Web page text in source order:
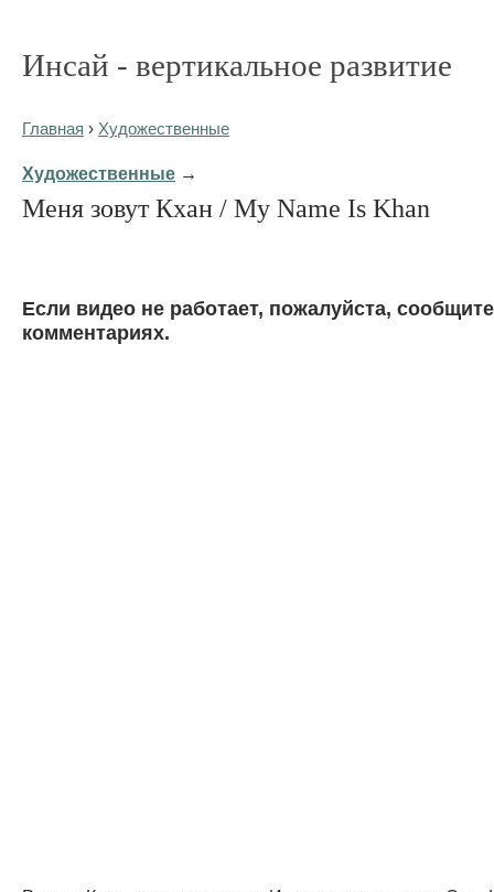
Инсай - вертикальное развитие
Главная › Художественные
Художественные →
Меня зовут Кхан / My Name Is Khan
Eсли видео не работает, пожалуйста,
комментариях.